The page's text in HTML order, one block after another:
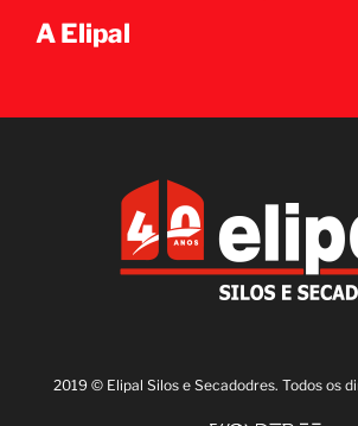
A Elipal
2019 © Elipal Silos e Secadodres. Todos os